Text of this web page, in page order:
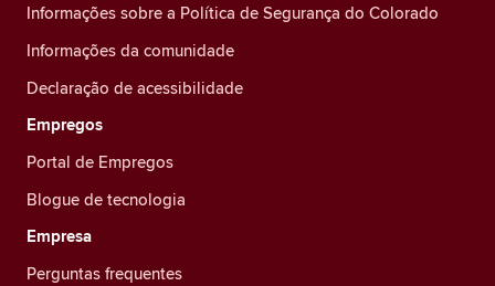
Informações sobre a Política de Segurança do Colorado
Informações da comunidade
Declaração de acessibilidade
Empregos
Portal de Empregos
Blogue de tecnologia
Empresa
Perguntas frequentes